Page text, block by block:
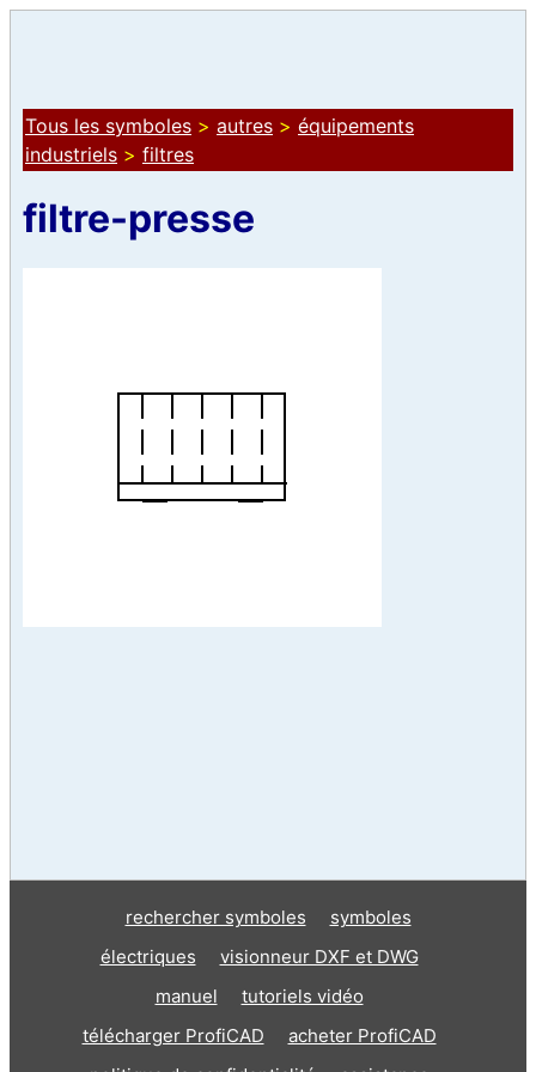
Tous les symboles > autres > équipements
industriels > filtres
filtre-presse
rechercher symboles
symboles
électriques
visionneur DXF et DWG
manuel
tutoriels vidéo
télécharger ProfiCAD
acheter ProfiCAD